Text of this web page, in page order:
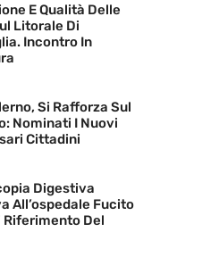
E Qualità Delle
Litorale Di
Incontro In
Si Rafforza Sul
Nominati I Nuovi
Cittadini
Digestiva
All’ospedale Fucito
Riferimento Del